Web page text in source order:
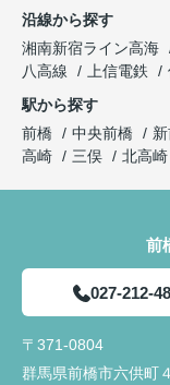
沿線から探す
湘南新宿ライン高海
八高線
上信電鉄
駅から探す
前橋
中央前橋
高崎
三俣 北高崎
前
027-212-
〒371-0804
群馬県前橋市六供町